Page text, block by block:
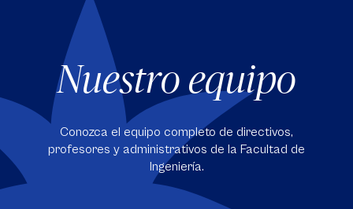
Nuestro equipo
Conozca el equipo completo de directivos,
profesores y administrativos de la Facultad de
Ingeniería.